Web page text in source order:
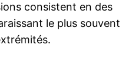
consistent en des
le plus souvent